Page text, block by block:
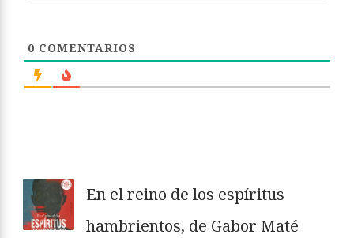
0 COMENTARIOS
En el reino de los espíritus
hambrientos, de Gabor Maté